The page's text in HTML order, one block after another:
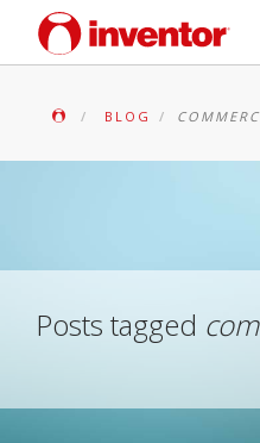
Mediathèque
Recherche
BLOG
Posts tagged